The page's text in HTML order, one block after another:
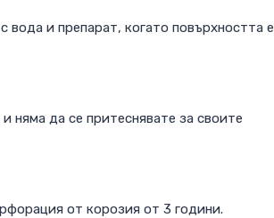
и препарат, когато повърхността е
няма да се притеснявате за своите
от корозия от 3 години.